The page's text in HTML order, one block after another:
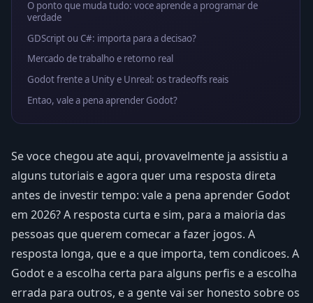
O ponto que muda tudo: voce aprende a programar de
verdade
GDScript ou C#: importa para a decisao?
Mercado de trabalho e retorno real
Godot frente a Unity e Unreal: os tradeoffs reais
Entao, vale a pena aprender Godot?
Se voce chegou ate aqui, provavelmente ja assistiu a
alguns tutoriais e agora quer uma resposta direta
antes de investir tempo: vale a pena aprender Godot
em 2026? A resposta curta e sim, para a maioria das
pessoas que querem comecar a fazer jogos. A
resposta longa, que e a que importa, tem condicoes. A
Godot e a escolha certa para alguns perfis e a escolha
errada para outros, e a gente vai ser honesto sobre os